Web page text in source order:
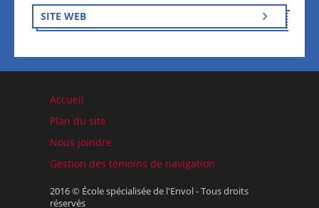
SITE WEB
Accueil
Plan du site
Nous joindre
Gestion des témoins de navigation
2016 © École spécialisée de l'Envol - Tous droits
réservés